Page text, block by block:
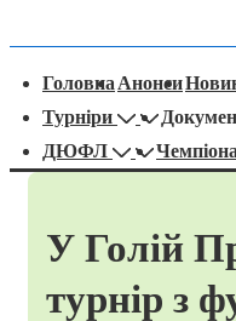
Головна Анонси
Турніри
ДЮФЛ
У Голій
турнір з